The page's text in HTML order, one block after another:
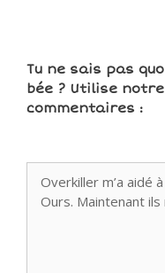
Tu ne sais pas
bée ? Utilise
commentaires :